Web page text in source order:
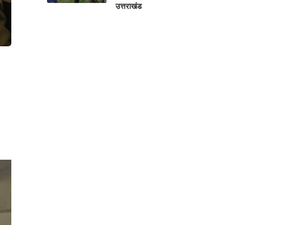
उत्तराखंड